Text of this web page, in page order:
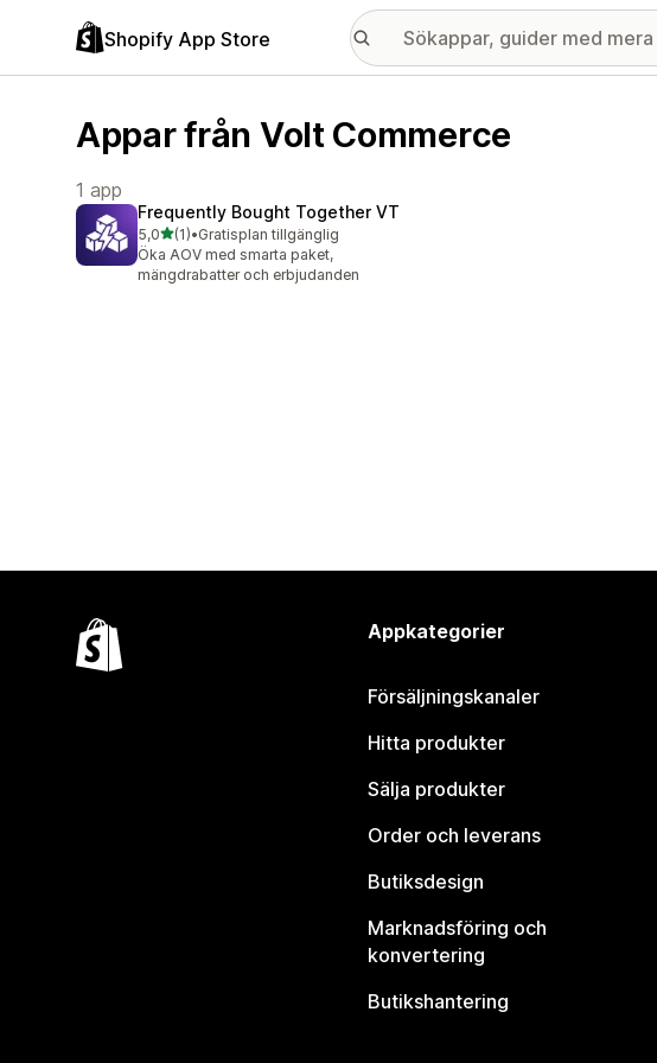
Shopify App Store
Appar från Volt Commerce
1 app
Frequently Bought Together VT
5,0av 5 stjärnor
(1)
1 recensioner totalt
•Gratisplan tillgänglig
Öka AOV med smarta paket,
mängdrabatter och erbjudanden
Appkategorier
Försäljningskanaler
Hitta produkter
Sälja produkter
Order och leverans
Butiksdesign
Marknadsföring och
konvertering
Butikshantering